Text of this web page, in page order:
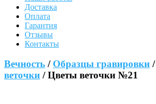
Доставка
Оплата
Гарантия
Отзывы
Контакты
Вечность / Образцы гравировки /
веточки / Цветы веточки №21